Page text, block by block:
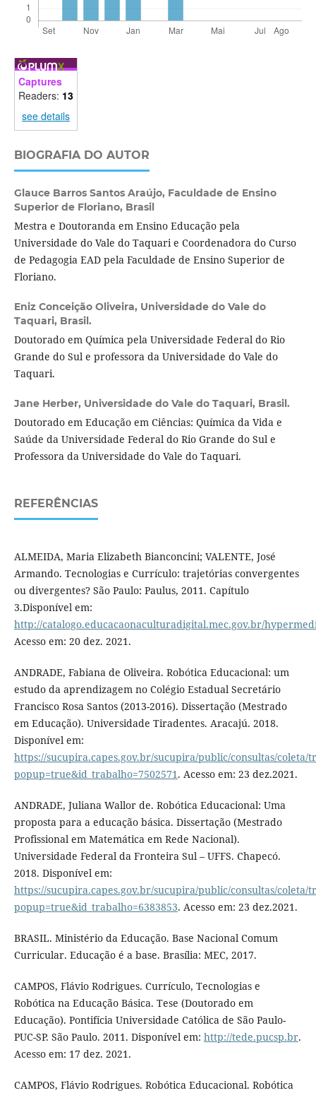
Captures
Readers: 13
see details
BIOGRAFIA DO AUTOR
Glauce Barros Santos Araújo, Faculdade de Ensino
Superior de Floriano, Brasil
Mestra e Doutoranda em Ensino Educação pela
Universidade do Vale do Taquari e Coordenadora do Curso
de Pedagogia EAD pela Faculdade de Ensino Superior de
Floriano.
Eniz Conceição Oliveira, Universidade do Vale do
Taquari, Brasil.
Doutorado em Química pela Universidade Federal do Rio
Grande do Sul e professora da Universidade do Vale do
Taquari.
Jane Herber, Universidade do Vale do Taquari, Brasil.
Doutorado em Educação em Ciências: Química da Vida e
Saúde da Universidade Federal do Rio Grande do Sul e
Professora da Universidade do Vale do Taquari.
REFERÊNCIAS
ALMEIDA, Maria Elizabeth Bianconcini; VALENTE, José
Armando. Tecnologias e Currículo: trajetórias convergentes
ou divergentes? São Paulo: Paulus, 2011. Capítulo
3.Disponível em:
http://catalogo.educacaonaculturadigital.mec.gov.br/
Acesso em: 20 dez. 2021.
ANDRADE, Fabiana de Oliveira. Robótica Educacional: um
estudo da aprendizagem no Colégio Estadual Secretário
Francisco Rosa Santos (2013-2016). Dissertação (Mestrado
em Educação). Universidade Tiradentes. Aracajú. 2018.
Disponível em:
https://sucupira.capes.gov.br/sucupira/public/consultas/coleta/
popup=true&id_trabalho=7502571. Acesso em: 23 dez.2021.
ANDRADE, Juliana Wallor de. Robótica Educacional: Uma
proposta para a educação básica. Dissertação (Mestrado
Profissional em Matemática em Rede Nacional).
Universidade Federal da Fronteira Sul – UFFS. Chapecó.
2018. Disponível em:
https://sucupira.capes.gov.br/sucupira/public/consultas/coleta/
popup=true&id_trabalho=6383853. Acesso em: 23 dez.2021.
BRASIL. Ministério da Educação. Base Nacional Comum
Curricular. Educação é a base. Brasília: MEC, 2017.
CAMPOS, Flávio Rodrigues. Currículo, Tecnologias e
Robótica na Educação Básica. Tese (Doutorado em
Educação). Pontifícia Universidade Católica de São Paulo-
PUC-SP. São Paulo. 2011. Disponível em: http://tede.pucsp.br.
Acesso em: 17 dez. 2021.
CAMPOS, Flávio Rodrigues. Robótica Educacional. Robótica